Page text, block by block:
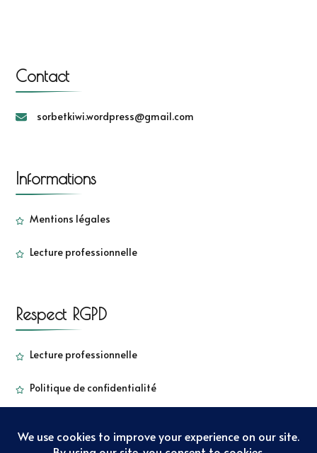
Contact
sorbetkiwi.wordpress@gmail.com
Informations
Mentions légales
Lecture professionnelle
Respect RGPD
Lecture professionnelle
Politique de confidentialité